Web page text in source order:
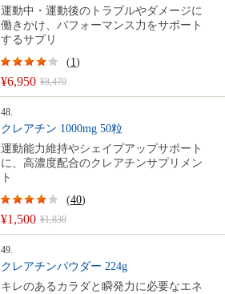
運動中・運動後のトラブルやダメージに
働きかけ、パフォーマンス力をサポート
するサプリ
¥6,950 ¥8,470
(1)
48.
クレアチン 1000mg 50粒
運動能力維持やシェイプアップサポート
に、高濃度配合のクレアチンサプリメン
ト
¥1,500 ¥1,830
(40)
49.
クレアチンパウダー 224g
キレのあるカラダと瞬発力に必要なエネ